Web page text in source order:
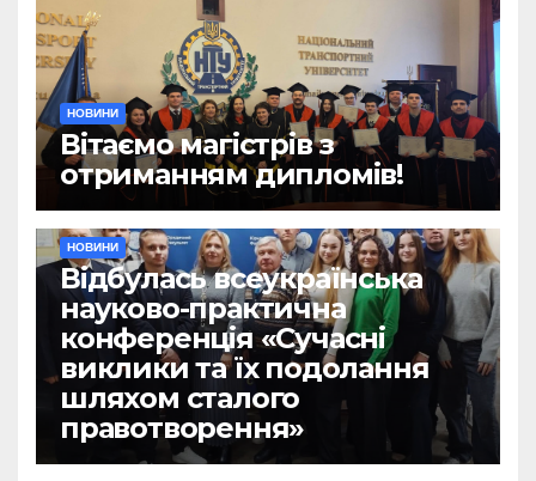
НОВИНИ
Вітаємо магістрів з
отриманням дипломів!
НОВИНИ
Відбулась всеукраїнська
науково-практична
конференція «Сучасні
виклики та їх подолання
шляхом сталого
правотворення»